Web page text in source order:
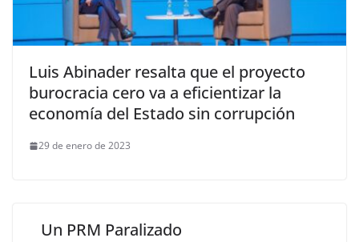
Luis Abinader resalta que el proyecto
burocracia cero va a eficientizar la
economía del Estado sin corrupción
29 de enero de 2023
Un PRM Paralizado